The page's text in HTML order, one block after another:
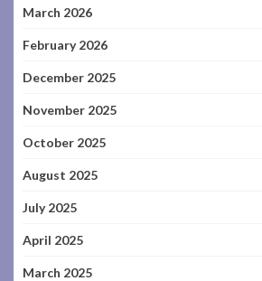
March 2026
February 2026
December 2025
November 2025
October 2025
August 2025
July 2025
April 2025
March 2025